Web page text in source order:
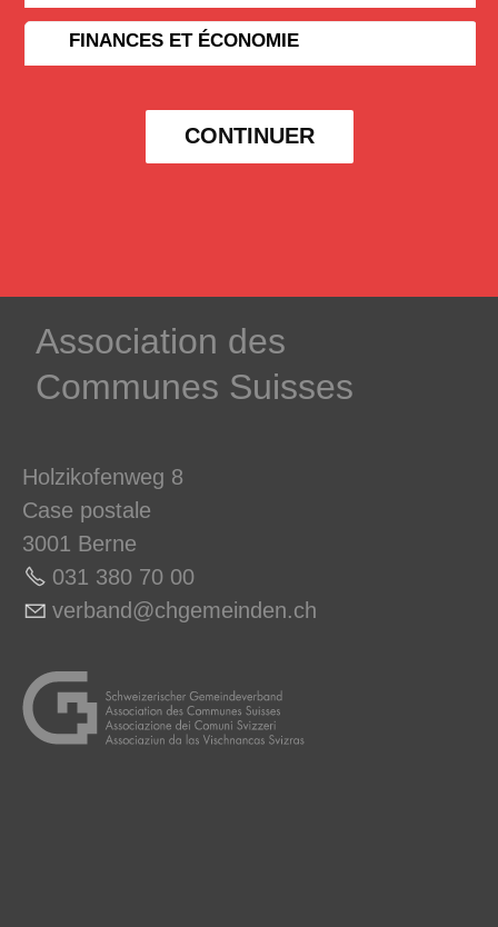
FINANCES ET ÉCONOMIE
CONTINUER
­Association des­
Communes ­Suisses
Holzikofenweg 8
Case postale
3001 Berne
031 380 70 00
v rb nd chg m nd n ch